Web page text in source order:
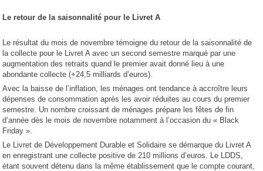
Le retour de la saisonnalité pour le Livret A
Le résultat du mois de novembre témoigne du retour de la saisonnalité de
la collecte pour le Livret A avec un second semestre marqué par une
augmentation des retraits quand le premier avait donné lieu à une
abondante collecte (+24,5 milliards d’euros).
Avec la baisse de l’inflation, les ménages ont tendance à accroître leurs
dépenses de consommation après les avoir réduites au cours du premier
semestre. Un nombre croissant de ménages prépare les fêtes de fin
d’année dès le mois de novembre notamment à l’occasion du « Black
Friday ».
Le Livret de Développement Durable et Solidaire se démarque du Livret A
en enregistrant une collecte positive de 210 millions d’euros. Le LDDS,
étant souvent détenu dans la même établissement que le compte courant,